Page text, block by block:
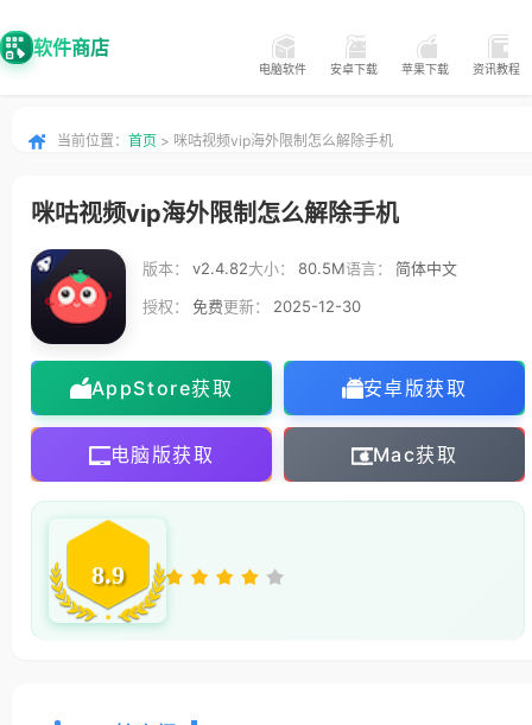
软件商店
电脑软件 安卓下载 苹果下载 资讯教程
当前位置： 首页 > 咪咕视频vip海外限制怎么解除手机
咪咕视频vip海外限制怎么解除手机
版本： v2.4.82大小： 80.5M语言：
简体中文
授权：
免费更新： 2025-12-30
AppStore获取 安卓版获取
电脑版获取 Mac获取
8.9